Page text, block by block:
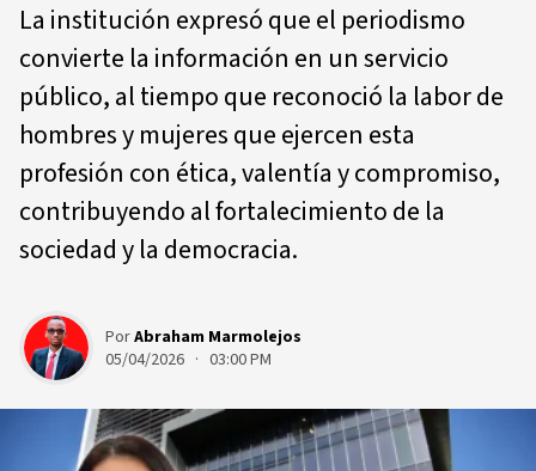
La institución expresó que el periodismo
convierte la información en un servicio
público, al tiempo que reconoció la labor de
hombres y mujeres que ejercen esta
profesión con ética, valentía y compromiso,
contribuyendo al fortalecimiento de la
sociedad y la democracia.
PorAbraham Marmolejos
05/04/2026 · 03:00 PM